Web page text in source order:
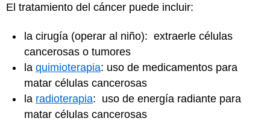
El tratamiento del cáncer puede incluir:
la cirugía (operar al niño): extraerle células
cancerosas o tumores
la quimioterapia: uso de medicamentos para
matar células cancerosas
la radioterapia: uso de energía radiante para
matar células cancerosas